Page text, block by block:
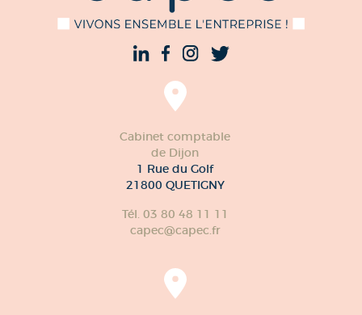
Cabinet comptable
de Dijon
1 Rue du Golf
21800 QUETIGNY
Tél. 03 80 48 11 11
capec@capec.fr